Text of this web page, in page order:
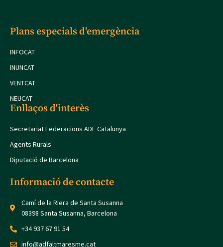
Plans especials d'emergència
INFOCAT
INUNCAT
VENTCAT
NEUCAT
Enllaços d'interès
Secretariat Federacions ADF Catalunya
Agents Rurals
Diputació de Barcelona
Informació de contacte
Camí de la Riera de Santa Susanna
08398 Santa Susanna, Barcelona
+34 937 67 91 54
info@adfaltmaresme.cat